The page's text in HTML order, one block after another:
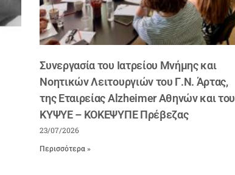
Συνεργασία του Ιατρείου Μνήμης και
Νοητικών Λειτουργιών του Γ.Ν. Άρτας,
της Εταιρείας Alzheimer Αθηνών και του
ΚΥΨΥΕ – ΚΟΚΕΨΥΠΕ Πρέβεζας
23/07/2026
Περισσότερα »